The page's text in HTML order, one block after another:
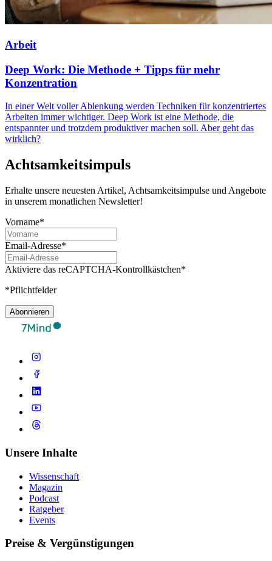
Arbeit
Deep Work: Die Methode + Tipps für mehr
Konzentration
In einer Welt voller Ablenkung werden Techniken für konzentriertes
Arbeiten immer wichtiger. Deep Work ist eine Methode, die
entspannter und trotzdem produktiver machen soll. Aber geht das
wirklich?
Achtsamkeitsimpuls
Erhalte unsere neuesten Artikel, Achtsamkeitsimpulse und Angebote
in unserem monatlichen Newsletter!
Vorname*
Email-Adresse*
Aktiviere das reCAPTCHA-Kontrollkästchen*
*Pflichtfelder
Abonnieren
Unsere Inhalte
Wissenschaft
Magazin
Podcast
Ratgeber
Events
Preise & Vergünstigungen